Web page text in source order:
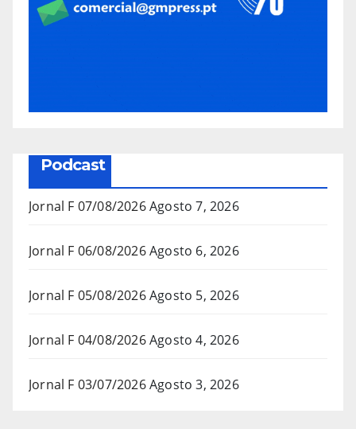
Podcast
Jornal F 07/08/2026Agosto 7, 2026
Jornal F 06/08/2026Agosto 6, 2026
Jornal F 05/08/2026Agosto 5, 2026
Jornal F 04/08/2026Agosto 4, 2026
Jornal F 03/07/2026Agosto 3, 2026